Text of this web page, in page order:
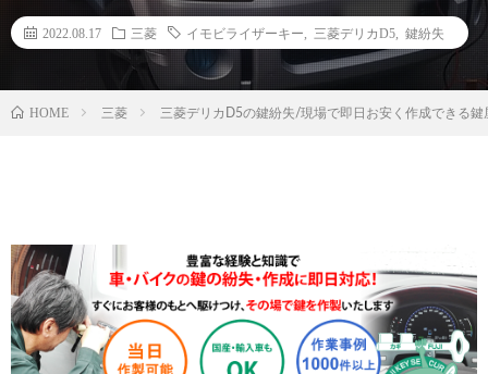
2022.08.17 三菱 イモビライザーキー 三菱デリカD5 鍵紛失
HOME 三菱 三菱デリカD5の鍵紛失/現場で即日お安く作成できる鍵